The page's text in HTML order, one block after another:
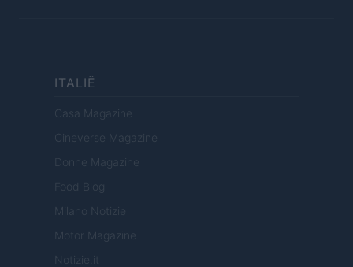
ITALIË
Casa Magazine
Cineverse Magazine
Donne Magazine
Food Blog
Milano Notizie
Motor Magazine
Notizie.it